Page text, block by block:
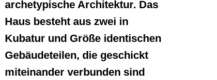
archetypische Architektur. Das
Haus besteht aus zwei in
Kubatur und Größe identischen
Gebäudeteilen, die geschickt
miteinander verbunden sind